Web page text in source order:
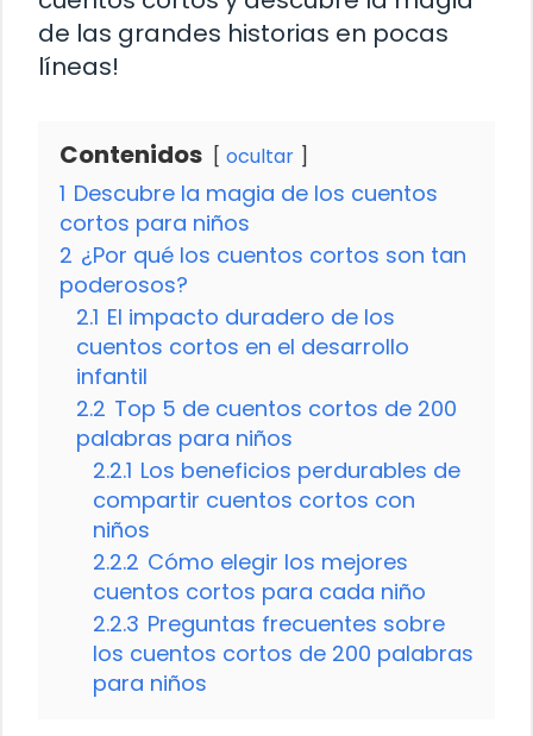
de las grandes historias en pocas
líneas!
Contenidos ocultar
1 Descubre la magia de los cuentos
cortos para niños
2 ¿Por qué los cuentos cortos son tan
poderosos?
2.1 El impacto duradero de los
cuentos cortos en el desarrollo
infantil
2.2 Top 5 de cuentos cortos de 200
palabras para niños
2.2.1 Los beneficios perdurables de
compartir cuentos cortos con
niños
2.2.2 Cómo elegir los mejores
cuentos cortos para cada niño
2.2.3 Preguntas frecuentes sobre
los cuentos cortos de 200 palabras
para niños